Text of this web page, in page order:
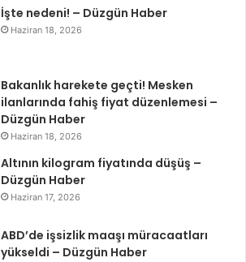
İşte nedeni! – Düzgün Haber
Haziran 18, 2026
Bakanlık harekete geçti! Mesken
ilanlarında fahiş fiyat düzenlemesi –
Düzgün Haber
Haziran 18, 2026
Altının kilogram fiyatında düşüş –
Düzgün Haber
Haziran 17, 2026
ABD’de işsizlik maaşı müracaatları
yükseldi – Düzgün Haber